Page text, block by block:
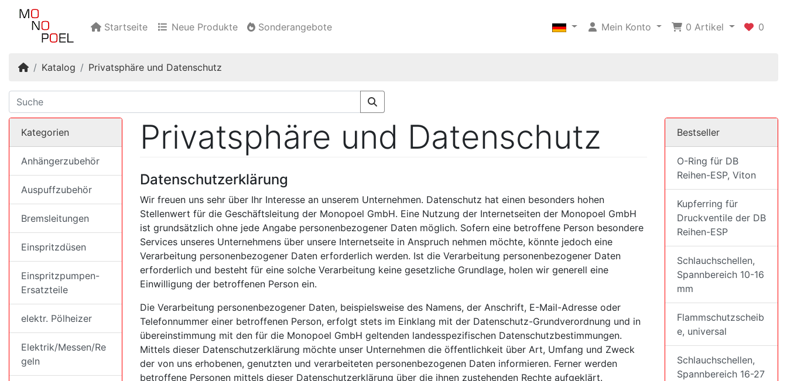
Startseite Neue Produkte Sonderangebote Mein Konto 0 Artikel 0
Startseite
Katalog Privatsphäre und Datenschutz
Privatsphäre und Datenschutz
Datenschutzerklärung
Wir freuen uns sehr über Ihr Interesse an unserem Unternehmen. Datenschutz hat einen besonders hohen
Stellenwert für die Geschäftsleitung der Monopoel GmbH. Eine Nutzung der Internetseiten der Monopoel GmbH
ist grundsätzlich ohne jede Angabe personenbezogener Daten möglich. Sofern eine betroffene Person besondere
Services unseres Unternehmens über unsere Internetseite in Anspruch nehmen möchte, könnte jedoch eine
Verarbeitung personenbezogener Daten erforderlich werden. Ist die Verarbeitung personenbezogener Daten
erforderlich und besteht für eine solche Verarbeitung keine gesetzliche Grundlage, holen wir generell eine
Einwilligung der betroffenen Person ein.
Die Verarbeitung personenbezogener Daten, beispielsweise des Namens, der Anschrift, E-Mail-Adresse oder
Telefonnummer einer betroffenen Person, erfolgt stets im Einklang mit der Datenschutz-Grundverordnung und in
übereinstimmung mit den für die Monopoel GmbH geltenden landesspezifischen Datenschutzbestimmungen.
Mittels dieser Datenschutzerklärung möchte unser Unternehmen die öffentlichkeit über Art, Umfang und Zweck
der von uns erhobenen, genutzten und verarbeiteten personenbezogenen Daten informieren. Ferner werden
betroffene Personen mittels dieser Datenschutzerklärung über die ihnen zustehenden Rechte aufgeklärt.
Kategorien
Anhängerzubehör
Auspuffzubehör
Bremsleitungen
Einspritzdüsen
Einspritzpumpen-
Ersatzteile
elektr. Pölheizer
Elektrik/Messen/Re
geln
Bestseller
O-Ring für DB
Reihen-ESP, Viton
Kupferring für
Druckventile der DB
Reihen-ESP
Schlauchschellen,
Spannbereich 10-16
mm
Flammschutzscheib
e, universal
Schlauchschellen,
Spannbereich 16-27